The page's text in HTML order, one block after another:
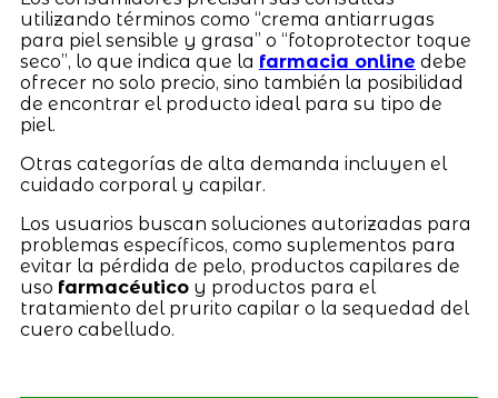
utilizando términos como “crema antiarrugas
para piel sensible y grasa” o “fotoprotector toque
seco”, lo que indica que la farmacia online debe
ofrecer no solo precio, sino también la posibilidad
de encontrar el producto ideal para su tipo de
piel.
Otras categorías de alta demanda incluyen el
cuidado corporal y capilar.
Los usuarios buscan soluciones autorizadas para
problemas específicos, como suplementos para
evitar la pérdida de pelo, productos capilares de
uso farmacéuticoy productos para el
tratamiento del prurito capilar o la sequedad del
cuero cabelludo.